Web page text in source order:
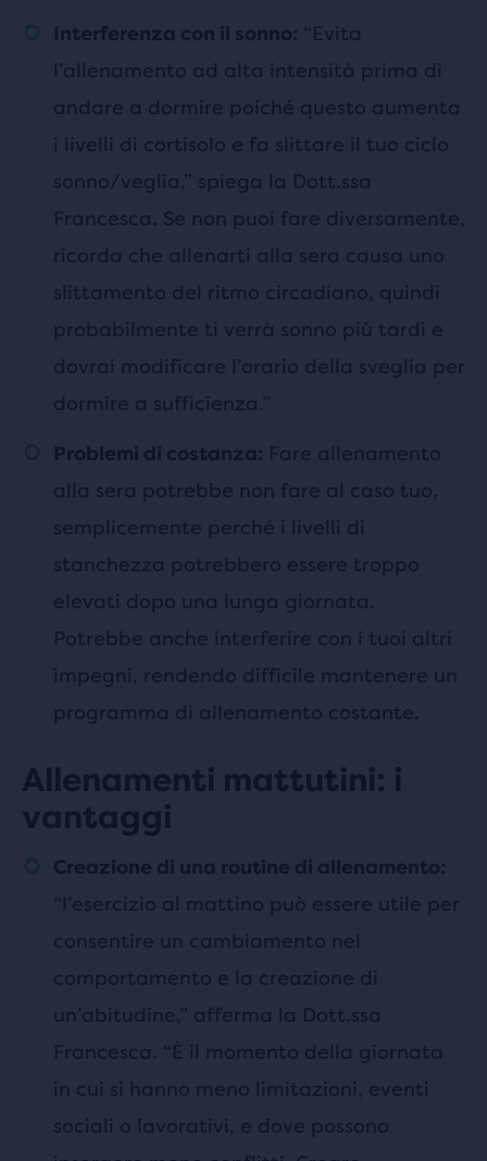
Interferenza con il sonno: “Evita
l’allenamento ad alta intensità prima di
andare a dormire poiché questo aumenta
i livelli di cortisolo e fa slittare il tuo ciclo
sonno/veglia,” spiega la Dott.ssa
Francesca. Se non puoi fare diversamente,
ricorda che allenarti alla sera causa uno
slittamento del ritmo circadiano, quindi
probabilmente ti verrà sonno più tardi e
dovrai modificare l’orario della sveglia per
dormire a sufficienza.”
Problemi di costanza: Fare allenamento
alla sera potrebbe non fare al caso tuo,
semplicemente perché i livelli di
stanchezza potrebbero essere troppo
elevati dopo una lunga giornata.
Potrebbe anche interferire con i tuoi altri
impegni, rendendo difficile mantenere un
programma di allenamento costante.
Allenamenti mattutini: i
vantaggi
Creazione di una routine di allenamento:
“l’esercizio al mattino può essere utile per
consentire un cambiamento nel
comportamento e la creazione di
un’abitudine,” afferma la Dott.ssa
Francesca. “È il momento della giornata
in cui si hanno meno limitazioni, eventi
sociali o lavorativi, e dove possono